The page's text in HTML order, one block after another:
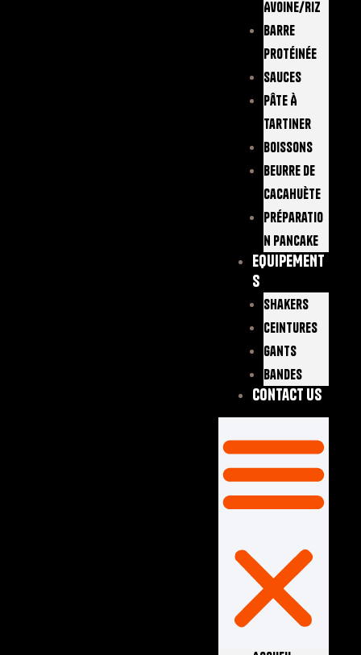
Avoine/Riz
Barre
Protéinée
Sauces
Pâte À
Tartiner
Boissons
Beurre De
Cacahuète
Préparatio
N Pancake
EQUIPEMENT
S
Shakers
Ceintures
Gants
Bandes
Contact Us